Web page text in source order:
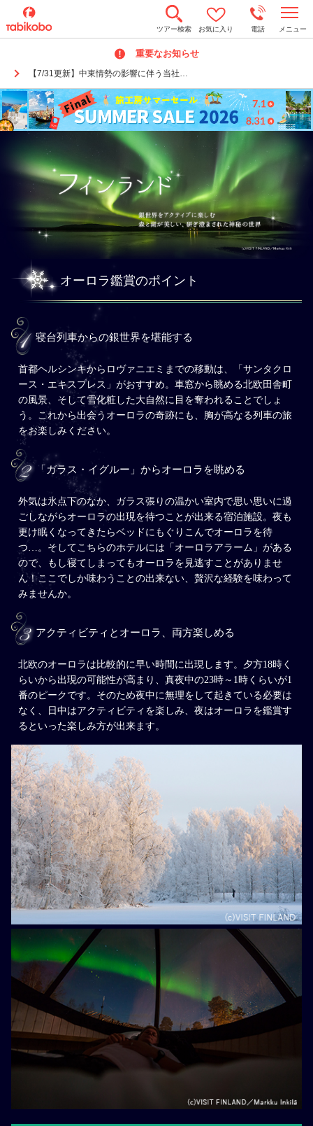
ツアー検索 お気に入り 電話 メニュー
重要なお知らせ
【7/31更新】中東情勢の影響に伴う当社…
o
n
a
v
i
g
a
オーロラ鑑賞のポイント
寝台列車からの銀世界を堪能する
首都ヘルシンキからロヴァニエミまでの移動は、「サンタクロ
ース・エキスプレス」がおすすめ。車窓から眺める北欧田舎町
の風景、そして雪化粧した大自然に目を奪われることでしょ
う。これから出会うオーロラの奇跡にも、胸が高なる列車の旅
をお楽しみください。
「ガラス・イグルー」からオーロラを眺める
外気は氷点下のなか、ガラス張りの温かい室内で思い思いに過
ごしながらオーロラの出現を待つことが出来る宿泊施設。夜も
更け眠くなってきたらベッドにもぐりこんでオーロラを待
つ…。そしてこちらのホテルには「オーロラアラーム」がある
ので、もし寝てしまってもオーロラを見逃すことがありませ
ん！ここでしか味わうことの出来ない、贅沢な経験を味わって
みませんか。
アクティビティとオーロラ、両方楽しめる
北欧のオーロラは比較的に早い時間に出現します。夕方18時く
らいから出現の可能性が高まり、真夜中の23時～1時くらいが1
番のピークです。そのため夜中に無理をして起きている必要は
なく、日中はアクティビティを楽しみ、夜はオーロラを鑑賞す
るといった楽しみ方が出来ます。